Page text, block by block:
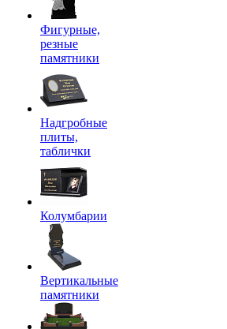
Фигурные,
резные
памятники
Надгробные
плиты,
таблички
Колумбарии
Вертикальные
памятники